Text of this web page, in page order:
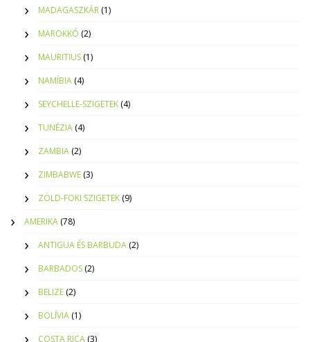
MADAGASZKÁR (1)
MAROKKÓ (2)
MAURITIUS (1)
NAMÍBIA (4)
SEYCHELLE-SZIGETEK (4)
TUNÉZIA (4)
ZAMBIA (2)
ZIMBABWE (3)
ZÖLD-FOKI SZIGETEK (9)
AMERIKA (78)
ANTIGUA ÉS BARBUDA (2)
BARBADOS (2)
BELIZE (2)
BOLÍVIA (1)
COSTA RICA (3)